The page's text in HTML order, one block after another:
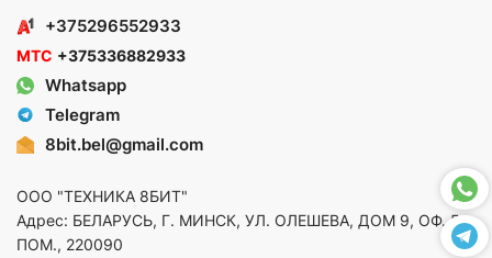
+375296552933
МТС +375336882933
Whatsapp
Telegram
8bit.bel@gmail.com
ООО "ТЕХНИКА 8БИТ"
Адрес: БЕЛАРУСЬ, Г. МИНСК, УЛ. ОЛЕШЕВА, ДОМ 9, ОФ. 5,
ПОМ., 220090